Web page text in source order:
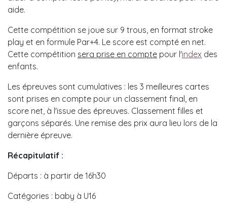
aide.
Cette compétition se joue sur 9 trous, en format stroke
play et en formule Par+4. Le score est compté en net.
Cette compétition sera prise en compte pour l'index des
enfants.
Les épreuves sont cumulatives : les 3 meilleures cartes
sont prises en compte pour un classement final, en
score net, à l'issue des épreuves. Classement filles et
garçons séparés. Une remise des prix aura lieu lors de la
dernière épreuve.
Récapitulatif :
Départs : à partir de 16h30
Catégories : baby à U16